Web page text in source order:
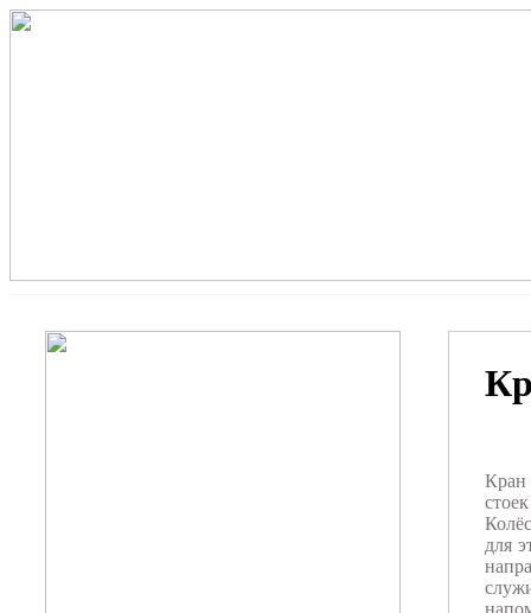
Кран
для